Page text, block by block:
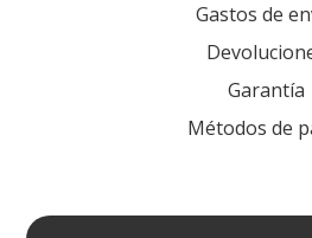
Gastos de
Garantía
Métodos de